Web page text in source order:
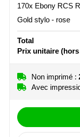
Swiss Peak
TACX
The One Towelling
Victorinox
Waterman
170x Ebony RCS
Gold stylo - rose
Total
Prix unitaire (hors
Non imprimé :
Avec